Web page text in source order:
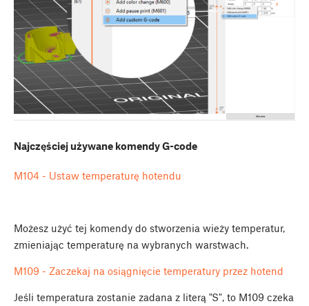
Najczęściej używane komendy G-code
M104 - Ustaw temperaturę hotendu
Możesz użyć tej komendy do stworzenia wieży temperatur,
zmieniając temperaturę na wybranych warstwach.
M109 - Zaczekaj na osiągnięcie temperatury przez hotend
Jeśli temperatura zostanie zadana z literą "S", to M109 czeka